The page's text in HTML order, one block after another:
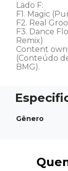
Lado F:
F1. Magic
F2. Real
F3. Dance
Remix)
Content
(Conteúdo
BMG).
Gênero